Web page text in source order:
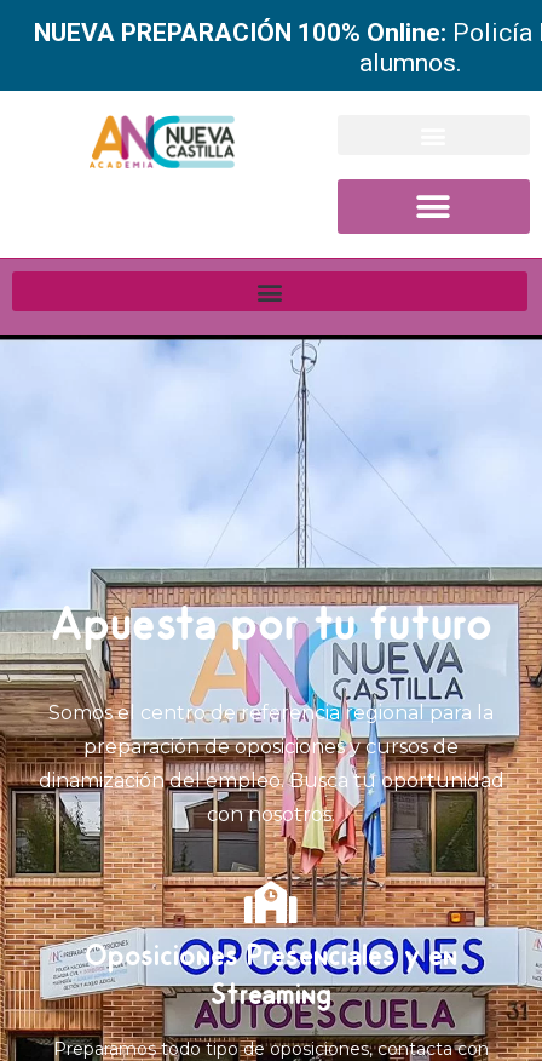
Apuesta por tu futuro
Somos el centro de referencia regional para la
preparación de oposiciones y cursos de
dinamización del empleo. Busca tu oportunidad
con nosotros.
Oposiciones Presenciales y en
Streaming
Preparamos todo tipo de oposiciones, contacta con
NUEVA PREPARACIÓN 100% Online: Policía
alumnos.